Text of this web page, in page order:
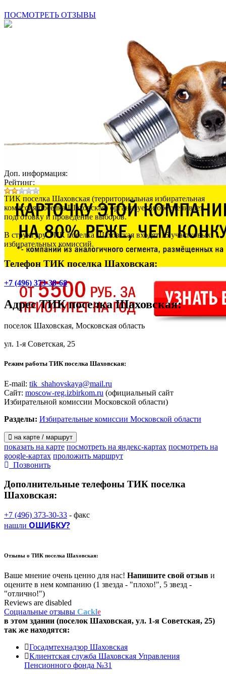
ПОСМОТРЕТЬ ОТЗЫВЫ
Доп. информация:
Рейтинг:
ТИК поселка Шаховская (территориальная избирательная
комиссия поселка Шаховская) организует и обеспечивает
подготовку и проведение выборов.
В структуру ТИК поселка Шаховская входят 15 участковых
избирательных комиссий.
Телефон ТИК поселка Шаховская:
+7 (496) 373-38-68
АдресТИК поселка Шаховская:
поселок Шаховская, Московская область
ул. 1-я Советская, 25
Режим работы ТИК поселка Шаховская:
E-mail: tik_shahovskaya@mail.ru
Сайт: moscow-reg.izbirkom.ru (официальный сайт
Избирательной комиссии Московской области)
Разделы: Избирательные комиссии Московской области
на карте / маршрут
показать на карте посмотреть на яндекс-картах посмотреть на
google-картах проложить маршрут
Позвонить
Дополнительные телефоны ТИК поселка
Шаховская:
+7 (496) 373-30-33 - факс
нашли ОШИБКУ?
Отзывы о ТИК поселка Шаховская:
Ваше мнение очень ценно для нас! Напишите свой отзыв и
оцените в нем компанию (1 звезда - "плохо!", 5 звезд -
"отлично!")
Reviews are disabled
Социальные отзывы Cackle
в этом здании (поселок Шаховская, ул. 1-я Советская, 25)
так же находятся:
Госадмтехнадзор Шаховская
Клиентская служба Шаховская Управления
Пенсионного фонда №31